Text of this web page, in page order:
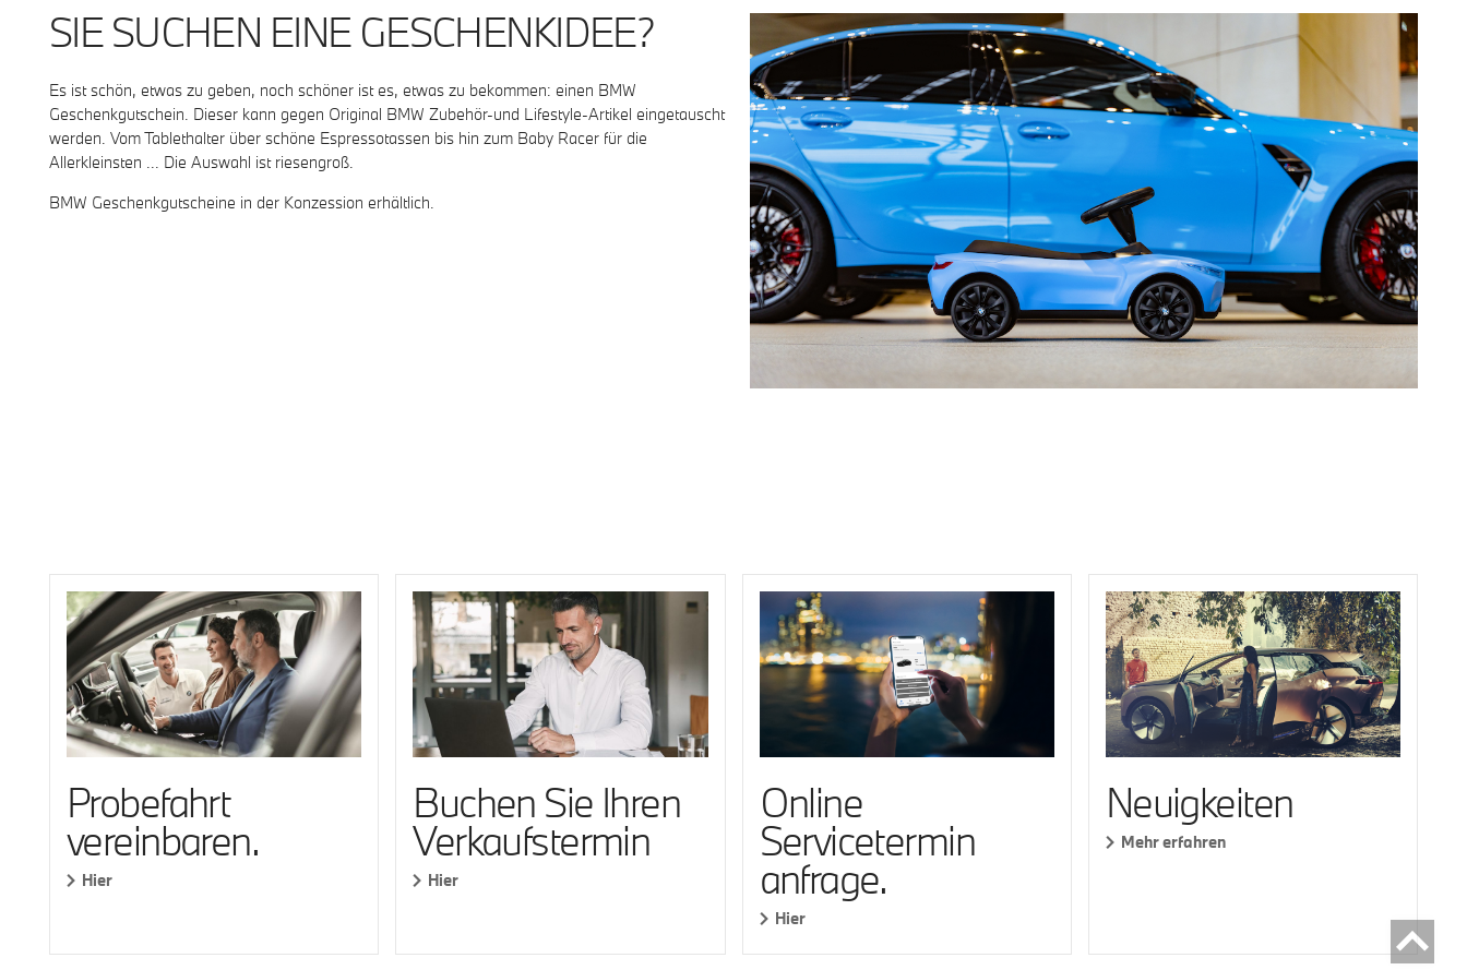
SIE SUCHEN EINE GESCHENKIDEE?
Es ist schön, etwas zu geben, noch schöner ist es, etwas zu bekommen: einen BMW
Geschenkgutschein. Dieser kann gegen Original BMW Zubehör-und Lifestyle-Artikel eingetauscht
werden. Vom Tablethalter über schöne Espressotassen bis hin zum Baby Racer für die
Allerkleinsten ... Die Auswahl ist riesengroß.
BMW Geschenkgutscheine in der Konzession erhältlich.
Probefahrt
vereinbaren.
Hier
Buchen Sie Ihren
Verkaufstermin
Hier
Online
Servicetermin
anfrage.
Hier
Neuigkeiten
Mehr erfahren